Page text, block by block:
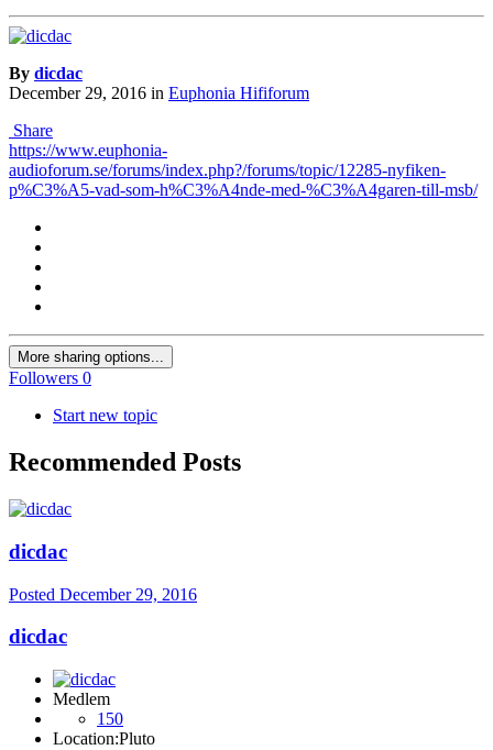
By dicdac
December 29, 2016 in Euphonia Hififorum
Share
https://www.euphonia-
audioforum.se/forums/index.php?/forums/topic/12285-nyfiken-
p%C3%A5-vad-som-h%C3%A4nde-med-%C3%A4garen-till-msb/
More sharing options...
Followers 0
Start new topic
Recommended Posts
dicdac
Posted December 29, 2016
dicdac
Medlem
150
Location:Pluto